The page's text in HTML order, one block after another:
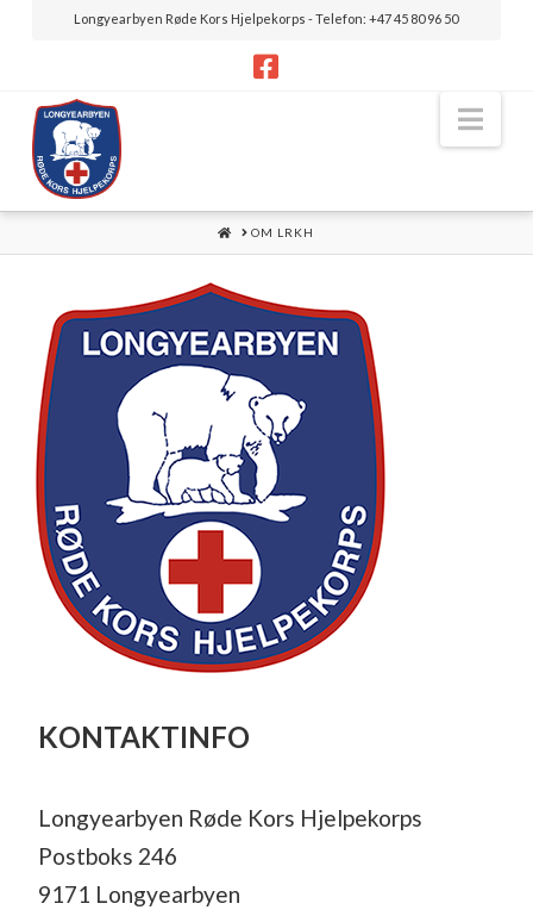
Longyearbyen Røde Kors Hjelpekorps - Telefon: +47 45 80 96 50
HOME
OM LRKH
KONTAKTINFO
Longyearbyen Røde Kors Hjelpekorps
Postboks 246
9171 Longyearbyen